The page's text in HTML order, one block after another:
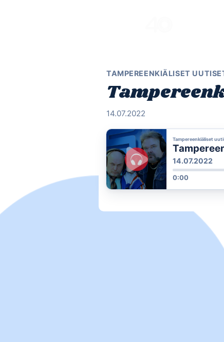
TAMPEREENKIÄLISET
14.07.2022
Tampereenkiäliset
14.07.2022
0:00